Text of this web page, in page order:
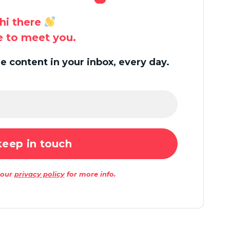
there
to meet you.
content in your inbox, every day.
privacy policyfor more info.